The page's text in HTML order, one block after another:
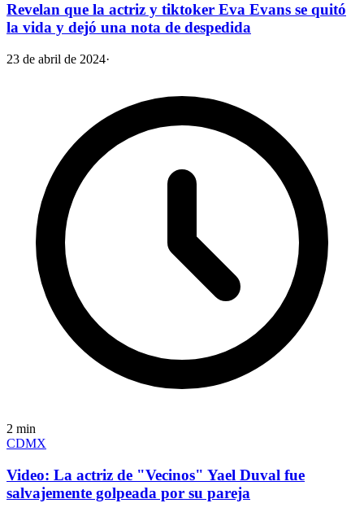
Revelan que la actriz y tiktoker Eva Evans se quitó
la vida y dejó una nota de despedida
23 de abril de 2024·
2 min
CDMX
Video: La actriz de "Vecinos" Yael Duval fue
salvajemente golpeada por su pareja